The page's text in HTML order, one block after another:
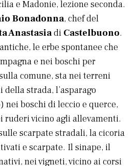
e Madonie, lezione seconda.
Bonadonna, chef del
Anastasiadi Castelbuono.
le erbe spontanee che
e nei boschi per
comune, sta nei terreni
strada, l’asparago
boschi di leccio e querce,
ruderi vicino agli allevamenti.
scarpate stradali, la cicoria
e scarpate. Il sinape, il
nei vigneti, vicino ai corsi